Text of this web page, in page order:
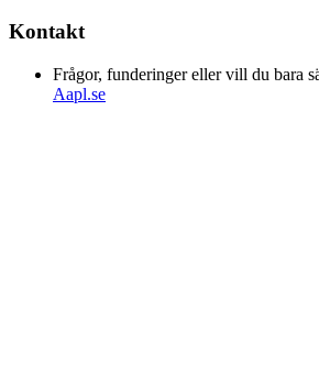
Kontakt
Frågor, funderinger eller vill du bara
Aapl.se